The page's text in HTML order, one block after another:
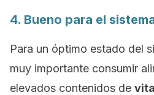
4. Bueno para el
Para un óptimo estado del
muy importante consumir
elevados contenidos de